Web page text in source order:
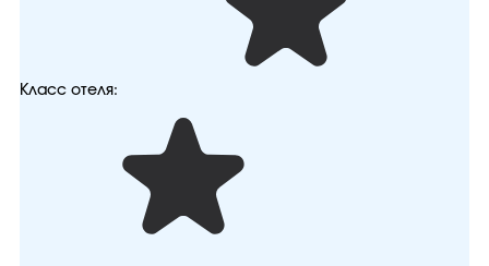
Класс отеля: